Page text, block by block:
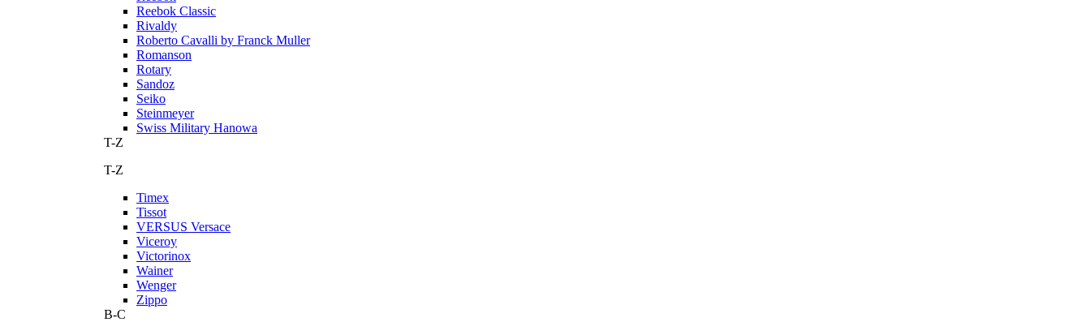
Reebok Classic
Rivaldy
Roberto Cavalli by Franck Muller
Romanson
Rotary
Sandoz
Seiko
Steinmeyer
Swiss Military Hanowa
T-Z
T-Z
Timex
Tissot
VERSUS Versace
Viceroy
Victorinox
Wainer
Wenger
Zippo
В-С